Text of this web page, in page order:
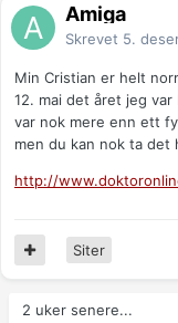
Amiga
Skrevet 5.
Min Cristian er helt
12. mai det året jeg
var nok mere enn ett
men du kan nok ta det
http://
Siter
2 uker senere...